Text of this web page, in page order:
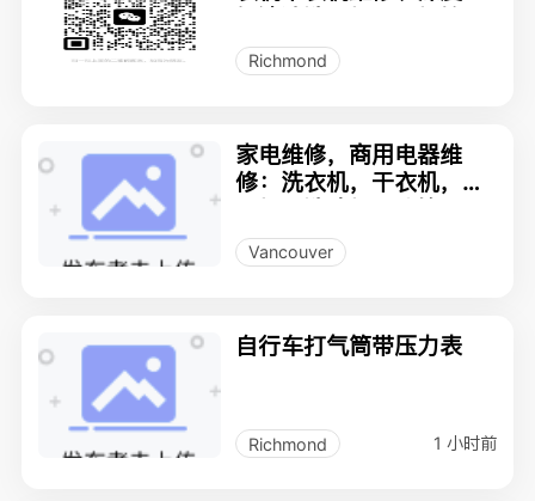
道、冰箱维修、电炉头维
修、油烟机安装维修等
Richmond
家电维修，商用电器维
修：洗衣机，干衣机，烘
柜，炉头，烤箱，酒柜，
壁炉
Vancouver
自行车打气筒带压力表
Richmond 1 小时前